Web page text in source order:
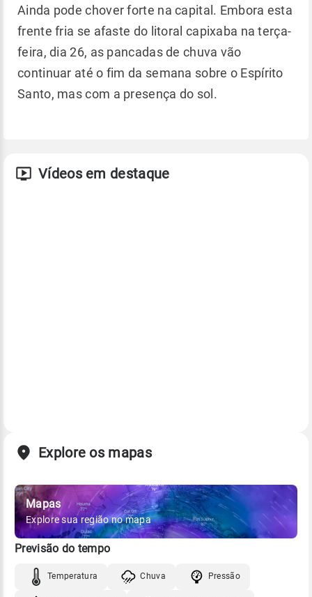
Ainda pode chover forte na capital. Embora esta
frente fria se afaste do litoral capixaba na terça-
feira, dia 26, as pancadas de chuva vão
continuar até o fim da semana sobre o Espírito
Santo, mas com a presença do sol.
Vídeos em destaque
Explore os mapas
Mapas
Explore sua região no mapa
Previsão do tempo
Temperatura Chuva Pressão